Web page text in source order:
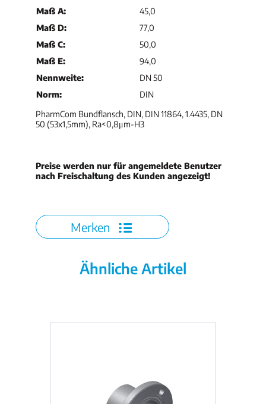
Maß A:
45,0
Maß D:
77,0
Maß C:
50,0
Maß E:
94,0
Nennweite:
DN 50
Norm:
DIN
PharmCom Bundflansch, DIN, DIN 11864, 1.4435, DN
50 (53x1,5mm), Ra<0,8μm-H3
Preise werden nur für angemeldete Benutzer
nach Freischaltung des Kunden angezeigt!
Merken
Ähnliche Artikel